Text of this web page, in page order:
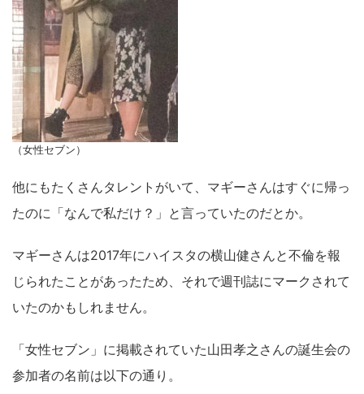
（女性セブン）
他にもたくさんタレントがいて、マギーさんはすぐに帰っ
たのに「なんで私だけ？」と言っていたのだとか。
マギーさんは2017年にハイスタの横山健さんと不倫を報
じられたことがあったため、それで週刊誌にマークされて
いたのかもしれません。
「女性セブン」に掲載されていた山田孝之さんの誕生会の
参加者の名前は以下の通り。